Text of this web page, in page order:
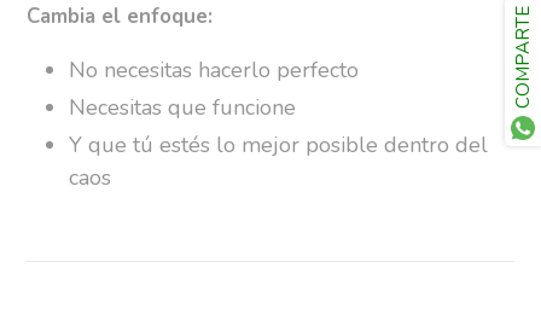
Cambia el enfoque:
No necesitas hacerlo perfecto
Necesitas que funcione
Y que tú estés lo mejor posible dentro del
caos
COMPARTE